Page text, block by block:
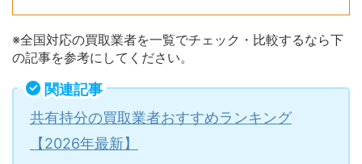
※全国対応の買取業者を一覧でチェック・比較するなら下
の記事を参考にしてください。
関連記事
共有持分の買取業者おすすめランキング
【2026年最新】